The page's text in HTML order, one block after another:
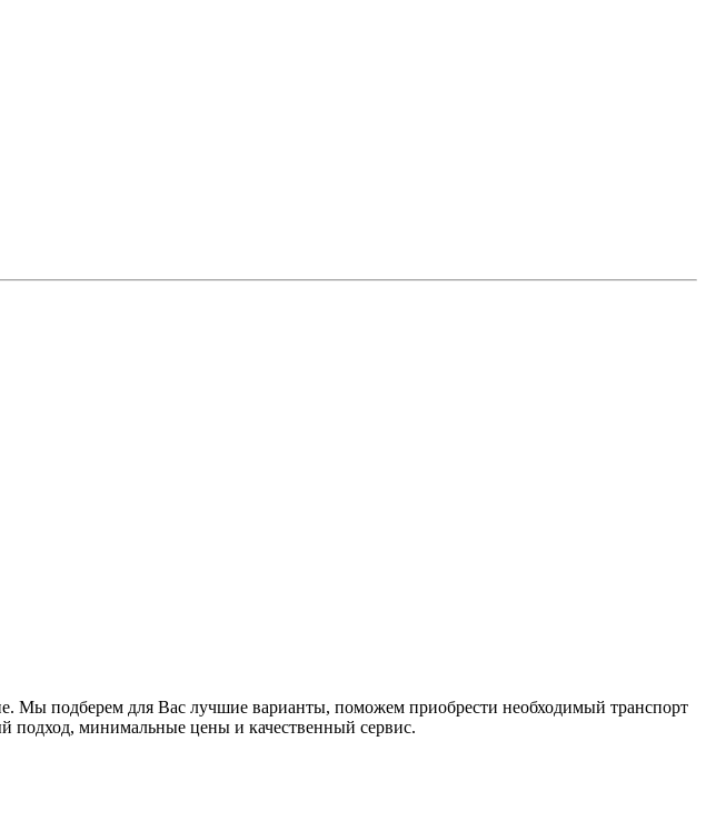
Мы подберем для Вас лучшие варианты, поможем приобрести необходимый транспорт
подход, минимальные цены и качественный сервис.